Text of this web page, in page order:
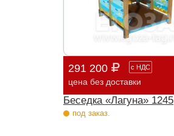
291 200 с НДС
цена без доставки
Беседка «Лагуна» 1245
под заказ.